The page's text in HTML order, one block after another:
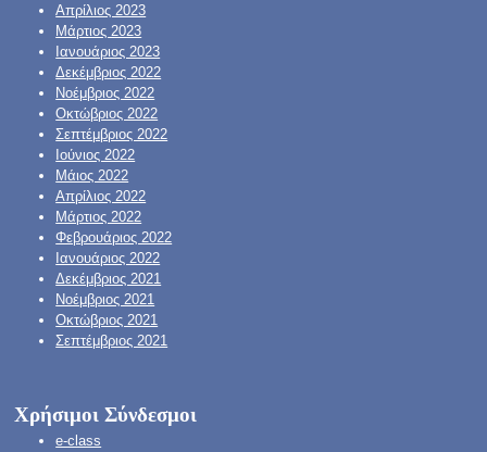
Απρίλιος 2023
Μάρτιος 2023
Ιανουάριος 2023
Δεκέμβριος 2022
Νοέμβριος 2022
Οκτώβριος 2022
Σεπτέμβριος 2022
Ιούνιος 2022
Μάιος 2022
Απρίλιος 2022
Μάρτιος 2022
Φεβρουάριος 2022
Ιανουάριος 2022
Δεκέμβριος 2021
Νοέμβριος 2021
Οκτώβριος 2021
Σεπτέμβριος 2021
Χρήσιμοι Σύνδεσμοι
e-class